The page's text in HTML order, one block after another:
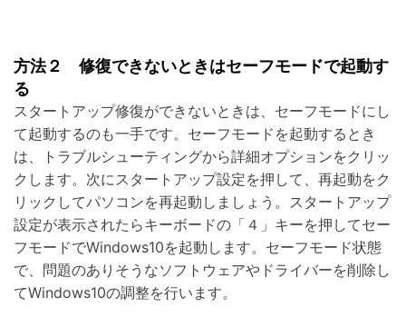
方法２ 修復できないときはセーフモードで起動す
る
スタートアップ修復ができないときは、セーフモードにし
て起動するのも一手です。セーフモードを起動するとき
は、トラブルシューティングから詳細オプションをクリッ
クします。次にスタートアップ設定を押して、再起動をク
リックしてパソコンを再起動しましょう。スタートアップ
設定が表示されたらキーボードの「４」キーを押してセー
フモードでWindows10を起動します。セーフモード状態
で、問題のありそうなソフトウェアやドライバーを削除し
てWindows10の調整を行います。